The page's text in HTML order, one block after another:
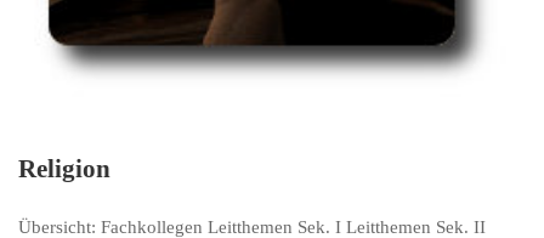
Religion
Übersicht: Fachkollegen Leitthemen Sek. I Leitthemen Sek. II